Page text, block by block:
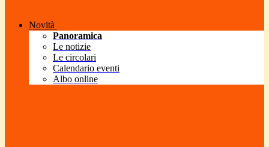
Novità
Panoramica
Le notizie
Le circolari
Calendario eventi
Albo online